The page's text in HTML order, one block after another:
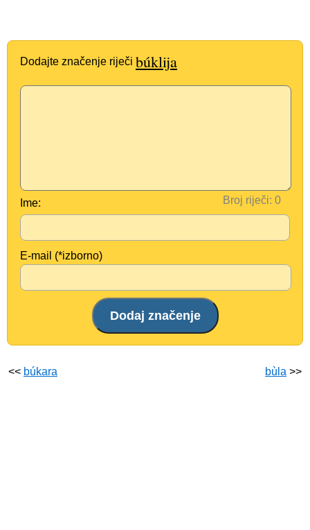
Dodajte značenje riječi búklija
Broj riječi:
Ime:
E-mail (*izborno)
<< búkara bùla >>